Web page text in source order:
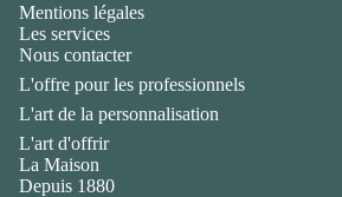
Mentions légales
Les services
Nous contacter
L'offre pour les professionnels
L'art de la personnalisation
L'art d'offrir
La Maison
Depuis 1880
Politique de confidentialité